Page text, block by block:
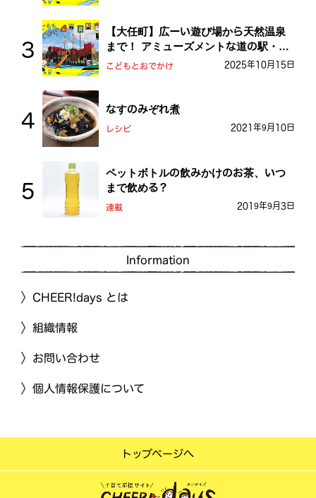
【大任町】広ーい遊び場から天然温泉
まで！ アミューズメントな道の駅・お
おとう桜街道
こどもとおでかけ 2025年10月15日
なすのみぞれ煮
レシピ 2021年9月10日
ペットボトルの飲みかけのお茶、いつ
まで飲める？
連載 2019年9月3日
Information
CHEER!days とは
組織情報
お問い合わせ
個人情報保護について
トップページへ